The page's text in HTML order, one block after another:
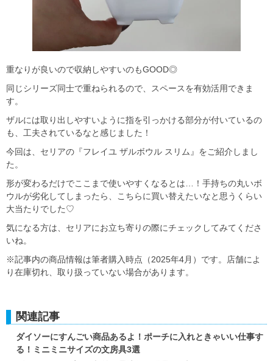
重なりが良いので収納しやすいのもGOOD◎
同じシリーズ同士で重ねられるので、スペースを有効活用できま
す。
ザルには取り出しやすいように指を引っかける部分が付いているの
も、工夫されているなと感じました！
今回は、セリアの『フレイユ ザルボウル スリム』をご紹介しまし
た。
形が変わるだけでここまで使いやすくなるとは…！手持ちの丸いボ
ウルが劣化してしまったら、こちらに買い替えたいなと思うくらい
大当たりでした♡
気になる方は、セリアにお立ち寄りの際にチェックしてみてくださ
いね。
※記事内の商品情報は筆者購入時点（2025年4月）です。店舗によ
り在庫切れ、取り扱っていない場合があります。
関連記事
ダイソーにすんごい商品あるよ！ポーチに入れときゃいい仕事す
る！ミニミニサイズの文房具3選